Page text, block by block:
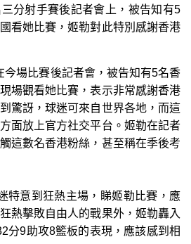
分射手賽後記者會上，被告知有5
看她比賽，姬勒對此特別感謝香港
場比賽後記者會，被告知有5名香
場觀看她比賽，表示非常感謝香港
驚訝，球迷可來自世界各地，而這
面放上官方社交平台。姬勒在記者
這數名香港粉絲，甚至稱在季後考
特意到狂熱主場，睇姬勒比賽，應
熱擊敗自由人的戰果外，姬勒轟入
分9助攻8籃板的表現，應該感到相